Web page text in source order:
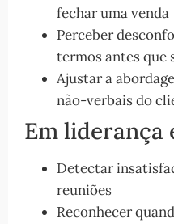
fechar uma venda
Perceber
termos antes que
Ajustar a
não-verbais do
Em liderança
Detectar
reuniões
Reconhecer